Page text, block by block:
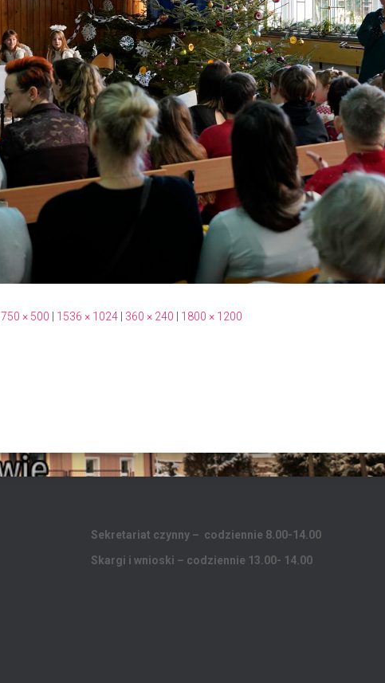
750 × 500 1536 × 1024 360 × 240 1800 × 1200
Sekretariat czynny – codziennie 8.00-14.00
Skargi i wnioski – codziennie 13.00- 14.00